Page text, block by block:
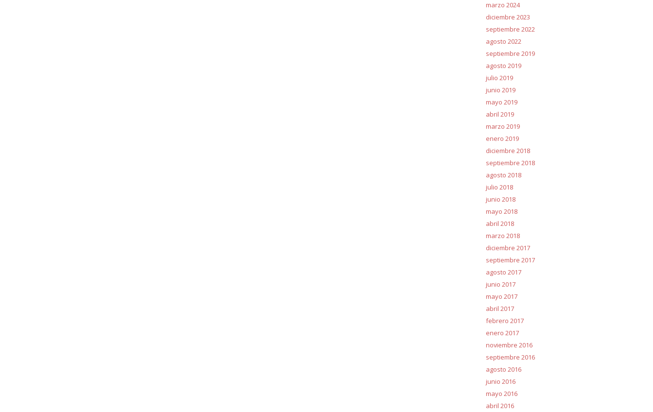
marzo 2024
diciembre 2023
septiembre 2022
agosto 2022
septiembre 2019
agosto 2019
julio 2019
junio 2019
mayo 2019
abril 2019
marzo 2019
enero 2019
diciembre 2018
septiembre 2018
agosto 2018
julio 2018
junio 2018
mayo 2018
abril 2018
marzo 2018
diciembre 2017
septiembre 2017
agosto 2017
junio 2017
mayo 2017
abril 2017
febrero 2017
enero 2017
noviembre 2016
septiembre 2016
agosto 2016
junio 2016
mayo 2016
abril 2016